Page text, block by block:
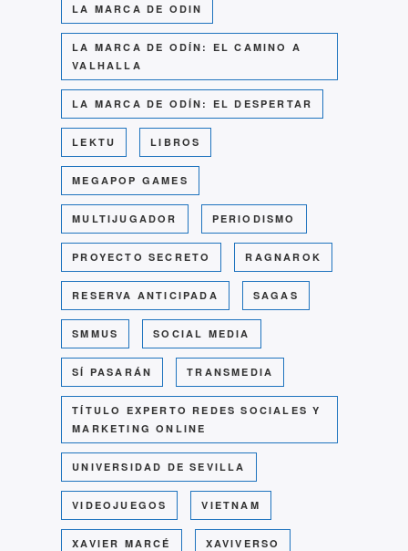
LA MARCA DE ODIN
LA MARCA DE ODÍN: EL CAMINO A
VALHALLA
LA MARCA DE ODÍN: EL DESPERTAR
LEKTU LIBROS
MEGAPOP GAMES
MULTIJUGADOR PERIODISMO
PROYECTO SECRETO RAGNAROK
RESERVA ANTICIPADA SAGAS
SMMUS SOCIAL MEDIA
SÍ PASARÁN TRANSMEDIA
TÍTULO EXPERTO REDES SOCIALES Y
MARKETING ONLINE
UNIVERSIDAD DE SEVILLA
VIDEOJUEGOS VIETNAM
XAVIER MARCÉ XAVIVERSO